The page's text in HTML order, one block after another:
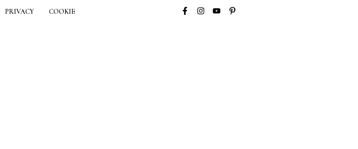
PRIVACY COOKIE